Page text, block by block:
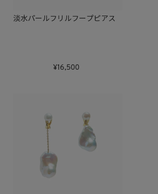
淡水パールフリルフープピアス
16,500